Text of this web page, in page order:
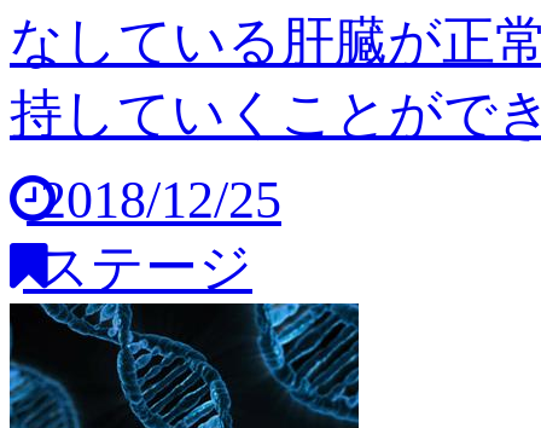
なしている肝臓が正
持していくことがで
2018/12/25
ステージ